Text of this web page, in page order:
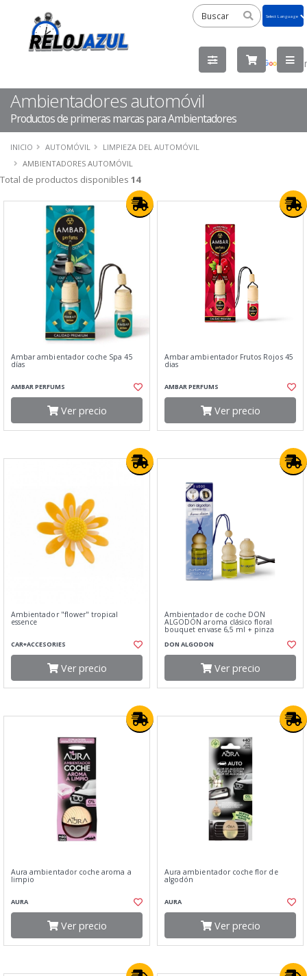
by
Ambientadores automóvil
Productos de primeras marcas para Ambientadores
INICIO AUTOMÓVIL
LIMPIEZA DEL AUTOMÓVIL
AMBIENTADORES AUTOMÓVIL
Total de productos disponibles 14
Ambar ambientador coche Spa 45
días
AMBAR PERFUMS
Ver precio
Ambar ambientador Frutos Rojos 45
dias
AMBAR PERFUMS
Ver precio
Ambientador "flower" tropical
essence
CAR+ACCESORIES
Ver precio
Ambientador de coche DON
ALGODÓN aroma clásico floral
bouquet envase 6,5 ml + pinza
DON ALGODON
Ver precio
Aura ambientador coche aroma a
limpio
AURA
Ver precio
Aura ambientador coche flor de
algodón
AURA
Ver precio